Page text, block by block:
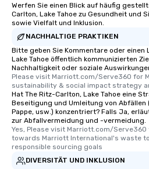
Werfen Sie einen Blick auf häufig
Carlton, Lake Tahoe zu Gesundheit und
sowie Vielfalt und Inklusion.
NACHHALTIGE PRAKTIKEN
Bitte geben Sie Kommentare oder einen
Lake Tahoe öffentlich kommunizierten
Nachhaltigkeit oder soziale
Please visit Marriott.com/Serve360 for
sustainability & social impact strategy
Hat The Ritz-Carlton, Lake Tahoe eine
Beseitigung und Umleitung von Abfällen
Pappe, usw.) konzentriert? Falls Ja,
zur Abfallvermeidung und -vermeidung.
Yes, Please visit Marriott.com/
towards Marriott International's waste
responsible sourcing goals
DIVERSITÄT UND INKLUSION